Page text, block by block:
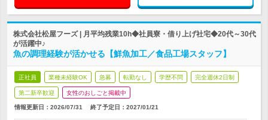
株式会社松屋フーズ | 月平均残業10h◆社員寮・借り上げ社宅◆20代～30代
が活躍中♪
魚の調理経験が活かせる【鮮魚加工／食品工場スタッフ】
正社員 業種未経験OK 急募 転勤なし 学歴不問 完全週休2日制
第二新卒歓迎 女性のおしごと掲載中
情報更新日：2026/07/31 終了予定日： 2027/01/21